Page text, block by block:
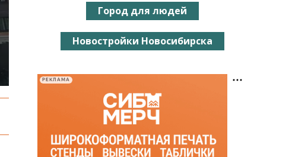
Город для людей
Новостройки Новосибирска
РЕКЛАМА